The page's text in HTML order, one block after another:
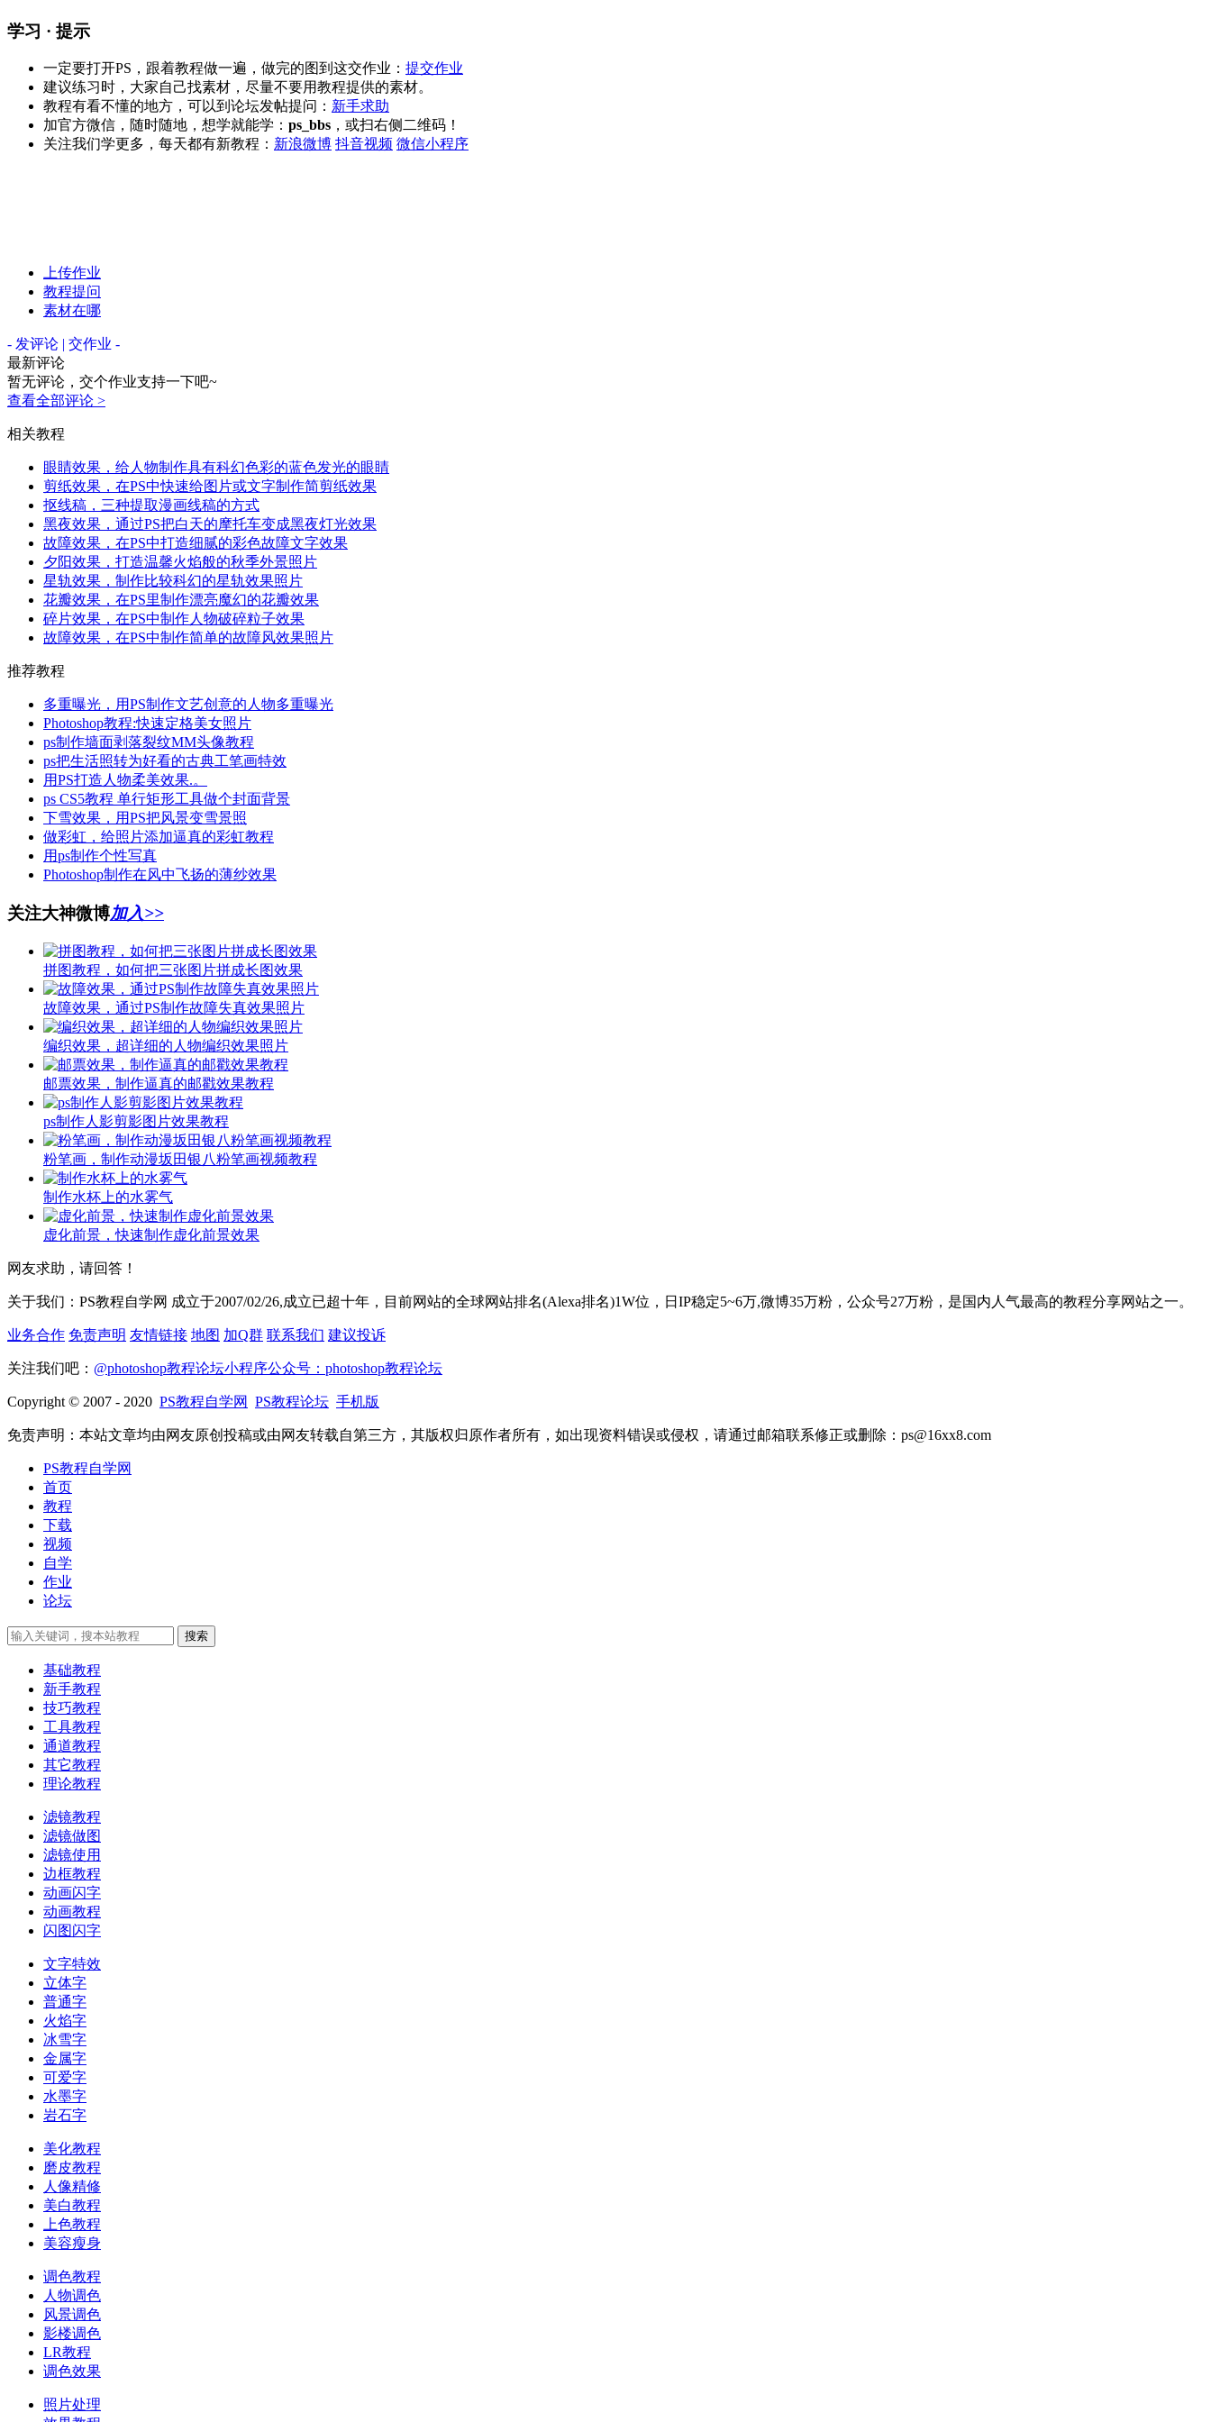
学习 · 提示
一定要打开PS，跟着教程做一遍，做完的图到这交作业： 提交作业
建议练习时，大家自己找素材，尽量不要用教程提供的素材。
教程有看不懂的地方，可以到论坛发帖提问： 新手求助
加官方微信，随时随地，想学就能学： ps_bbs ，或扫右侧二维码！
关注我们学更多，每天都有新教程： 新浪微博 抖音视频 微信小程序
上传作业
教程提问
素材在哪
- 发评论 | 交作业 -
最新评论
暂无评论，交个作业支持一下吧~
查看全部评论 >
相关教程
眼睛效果，给人物制作具有科幻色彩的蓝色发光的眼睛
剪纸效果，在PS中快速给图片或文字制作简剪纸效果
抠线稿，三种提取漫画线稿的方式
黑夜效果，通过PS把白天的摩托车变成黑夜灯光效果
故障效果，在PS中打造细腻的彩色故障文字效果
夕阳效果，打造温馨火焰般的秋季外景照片
星轨效果，制作比较科幻的星轨效果照片
花瓣效果，在PS里制作漂亮魔幻的花瓣效果
碎片效果，在PS中制作人物破碎粒子效果
故障效果，在PS中制作简单的故障风效果照片
推荐教程
多重曝光，用PS制作文艺创意的人物多重曝光
Photoshop教程:快速定格美女照片
ps制作墙面剥落裂纹MM头像教程
ps把生活照转为好看的古典工笔画特效
用PS打造人物柔美效果.。
ps CS5教程 单行矩形工具做个封面背景
下雪效果，用PS把风景变雪景照
做彩虹，给照片添加逼真的彩虹教程
用ps制作个性写真
Photoshop制作在风中飞扬的薄纱效果
关注大神微博加入>>
拼图教程，如何把三张图片拼成长图效果
故障效果，通过PS制作故障失真效果照片
编织效果，超详细的人物编织效果照片
邮票效果，制作逼真的邮戳效果教程
ps制作人影剪影图片效果教程
粉笔画，制作动漫坂田银八粉笔画视频教程
制作水杯上的水雾气
虚化前景，快速制作虚化前景效果
网友求助，请回答！
关于我们：PS教程自学网 成立于2007/02/26,成立已超十年，目前网站的全球网站排名(Alexa排名)1W位，日IP稳定5~6万,微博35万粉，公众号27万粉，是国内人气最高的教程分享网站之一。
业务合作 免责声明 友情链接 地图 加Q群 联系我们 建议投诉
关注我们吧： @photoshop教程论坛小程序公众号：photoshop教程论坛
Copyright © 2007 - 2020 PS教程自学网 PS教程论坛 手机版
免责声明：本站文章均由网友原创投稿或由网友转载自第三方，其版权归原作者所有，如出现资料错误或侵权，请通过邮箱联系修正或删除：ps@16xx8.com
PS教程自学网
首页
教程
下载
视频
自学
作业
论坛
搜索
基础教程
新手教程
技巧教程
工具教程
通道教程
其它教程
理论教程
滤镜教程
滤镜做图
滤镜使用
边框教程
动画闪字
动画教程
闪图闪字
文字特效
立体字
普通字
火焰字
冰雪字
金属字
可爱字
水墨字
岩石字
美化教程
磨皮教程
人像精修
美白教程
上色教程
美容瘦身
调色教程
人物调色
风景调色
影楼调色
LR教程
调色效果
照片处理